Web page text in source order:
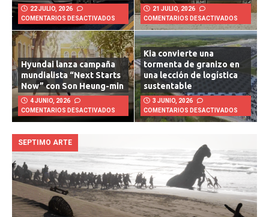
22 JULIO, 2026
COMENTARIOS DESACTIVADOS
21 JULIO, 2026
COMENTARIOS DESACTIVADOS
Hyundai lanza campaña
mundialista “Next Starts
Now” con Son Heung-min
4 JUNIO, 2026
COMENTARIOS DESACTIVADOS
Kia convierte una
tormenta de granizo en
una lección de logística
sustentable
3 JUNIO, 2026
COMENTARIOS DESACTIVADOS
SEPTIMO ARTE